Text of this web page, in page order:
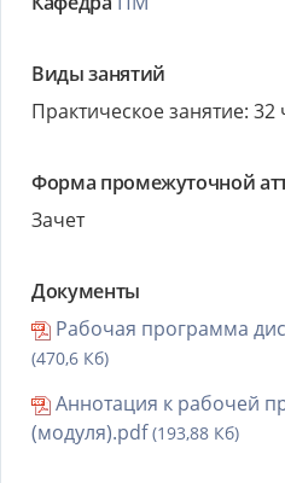
Виды занятий
Практическое занятие: 32
Форма промежуточной
Зачет
Документы
Рабочая программа
(470,6 Кб)
Аннотация к рабочей
(модуля).pdf(193,88 Кб)